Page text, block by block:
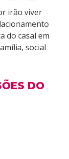
irão viver
do casal em
social
DO